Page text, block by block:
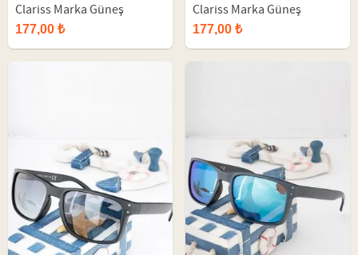
Clariss Marka Güneş
Gözlüğü
177,00 ₺
Clariss Marka Güneş
Gözlüğü
177,00 ₺